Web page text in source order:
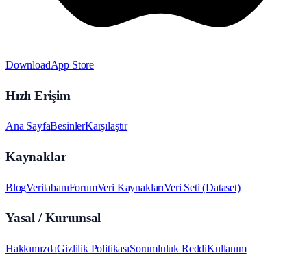
DownloadApp Store
Hızlı Erişim
Ana SayfaBesinlerKarşılaştır
Kaynaklar
BlogVeritabanıForumVeri KaynaklarıVeri Seti (Dataset)
Yasal / Kurumsal
HakkımızdaGizlilik PolitikasıSorumluluk ReddiKullanım